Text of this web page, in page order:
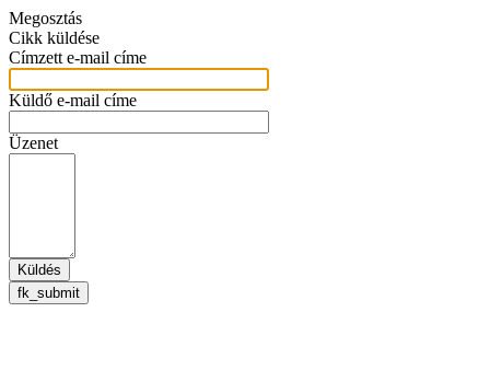
Megosztás
Cikk küldése
Címzett e-mail címe
Küldő e-mail címe
Üzenet